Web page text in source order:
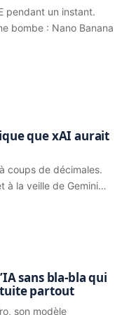
pendant un instant.
bombe : Nano Banana
que xAI aurait
coups de décimales.
à la veille de Gemini…
sans bla-bla qui
partout
son modèle